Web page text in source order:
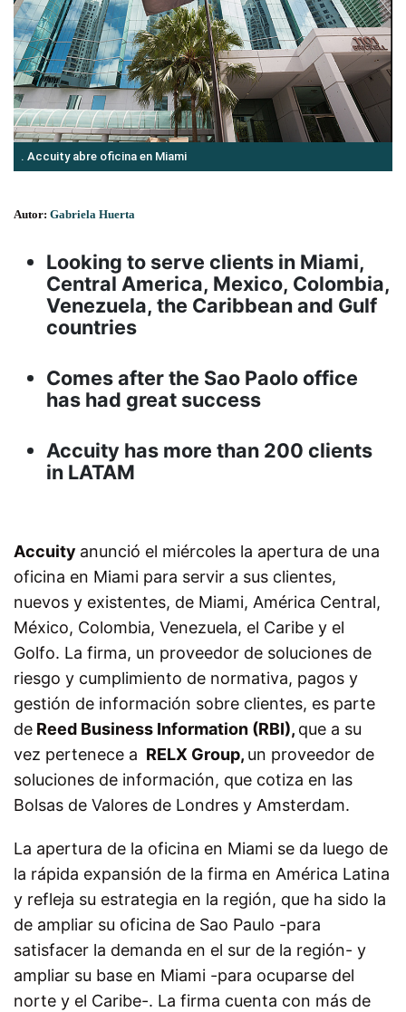
. Accuity abre oficina en Miami
Autor: Gabriela Huerta
Looking to serve clients in Miami,
Central America, Mexico, Colombia,
Venezuela, the Caribbean and Gulf
countries
Comes after the Sao Paolo office
has had great success
Accuity has more than 200 clients
in LATAM
Accuity anunció el miércoles la apertura de una
oficina en Miami para servir a sus clientes,
nuevos y existentes, de Miami, América Central,
México, Colombia, Venezuela, el Caribe y el
Golfo. La firma, un proveedor de soluciones de
riesgo y cumplimiento de normativa, pagos y
gestión de información sobre clientes, es parte
de Reed Business Information (RBI), que a su
vez pertenece a RELX Group, un proveedor de
soluciones de información, que cotiza en las
Bolsas de Valores de Londres y Amsterdam.
La apertura de la oficina en Miami se da luego de
la rápida expansión de la firma en América Latina
y refleja su estrategia en la región, que ha sido la
de ampliar su oficina de Sao Paulo -para
satisfacer la demanda en el sur de la región- y
ampliar su base en Miami -para ocuparse del
norte y el Caribe-. La firma cuenta con más de